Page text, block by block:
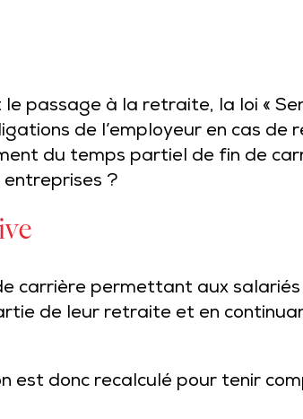
passage à la retraite, la loi «
de l’employeur en cas de
du temps partiel de fin de
entreprises ?
carrière permettant aux
de leur retraite et en
donc recalculé pour tenir